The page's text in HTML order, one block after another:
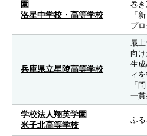
園
洛星中学校・高等学校
巻
「
プ
兵庫県立星陵高等学校
最
向け
生
ィ
「
一
学校法人翔英学園
米子北高等学校
ふ